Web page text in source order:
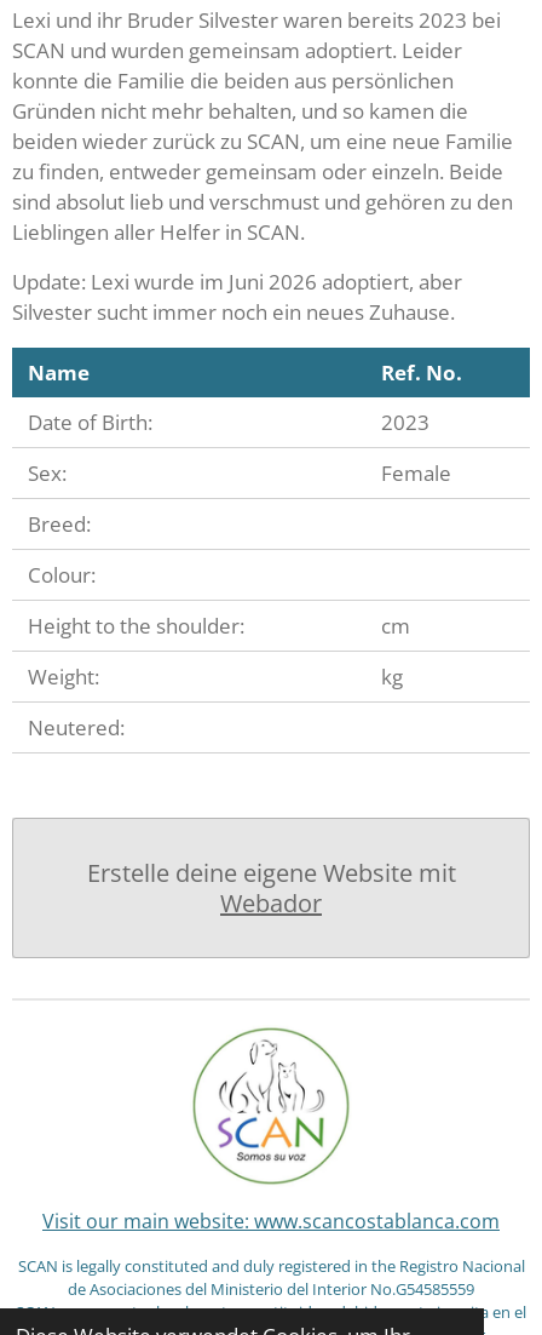
Lexi und ihr Bruder Silvester waren bereits 2023 bei
SCAN und wurden gemeinsam adoptiert. Leider
konnte die Familie die beiden aus persönlichen
Gründen nicht mehr behalten, und so kamen die
beiden wieder zurück zu SCAN, um eine neue Familie
zu finden, entweder gemeinsam oder einzeln. Beide
sind absolut lieb und verschmust und gehören zu den
Lieblingen aller Helfer in SCAN.
Update: Lexi wurde im Juni 2026 adoptiert, aber
Silvester sucht immer noch ein neues Zuhause.
Name
Ref. No.
Date of Birth:
2023
Sex:
Female
Breed:
Colour:
Height to the shoulder:
cm
Weight:
kg
Neutered:
Erstelle deine eigene Website mit
Webador
Visit our main website: www.scancostablanca.com
SCAN is legally constituted and duly registered in the Registro Nacional
de Asociaciones del Ministerio del Interior No.G54585559
SCAN se encuentra legalmente constituida y debidamente inscrita en el